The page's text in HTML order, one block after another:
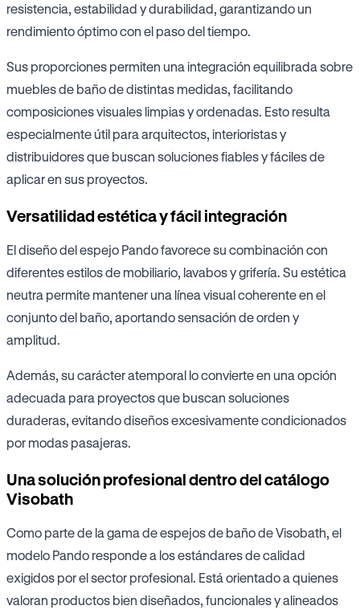
resistencia, estabilidad y durabilidad, garantizando un
rendimiento óptimo con el paso del tiempo.
Sus proporciones permiten una integración equilibrada sobre
muebles de baño de distintas medidas, facilitando
composiciones visuales limpias y ordenadas. Esto resulta
especialmente útil para arquitectos, interioristas y
distribuidores que buscan soluciones fiables y fáciles de
aplicar en sus proyectos.
Versatilidad estética y fácil integración
El diseño del espejo Pando favorece su combinación con
diferentes estilos de mobiliario, lavabos y grifería. Su estética
neutra permite mantener una línea visual coherente en el
conjunto del baño, aportando sensación de orden y
amplitud.
Además, su carácter atemporal lo convierte en una opción
adecuada para proyectos que buscan soluciones
duraderas, evitando diseños excesivamente condicionados
por modas pasajeras.
Una solución profesional dentro del catálogo
Visobath
Como parte de la gama de espejos de baño de Visobath, el
modelo Pando responde a los estándares de calidad
exigidos por el sector profesional. Está orientado a quienes
valoran productos bien diseñados, funcionales y alineados